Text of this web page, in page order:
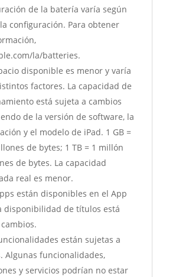
de la batería varía según
configuración. Para obtener
la/batteries.
disponible es menor y varía
factores. La capacidad de
está sujeta a cambios
de la versión de software, la
y el modelo de iPad. 1 GB =
de bytes; 1 TB = 1 millón
de bytes. La capacidad
real es menor.
están disponibles en el App
disponibilidad de títulos está
están sujetas a
Algunas funcionalidades,
y servicios podrían no estar